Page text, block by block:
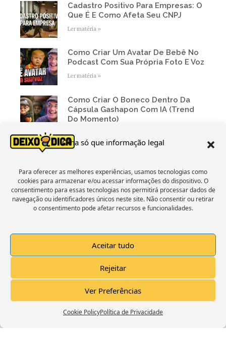
Olha só que informação legal
Para oferecer as melhores experiências, usamos tecnologias como
cookies para armazenar e/ou acessar informações do dispositivo. O
consentimento para essas tecnologias nos permitirá processar dados de
navegação ou identificadores únicos neste site. Não consentir ou retirar
o consentimento pode afetar recursos e funcionalidades.
Aceitar tudo
Rejeitar
Ver Preferências
Cookie PolicyPolítica de Privacidade
Cadastro Positivo Para Empresas: O
Que É E Como Afeta Seu CNPJ
Ler matéria »
Como Criar Um Avatar De Bebê No
Podcast Com Sua Própria Foto E Voz
Ler matéria »
Como Criar O Boneco Dentro Da
Cápsula Gashapon Com IA (Trend
Do Momento)
Ler matéria »
« Voltar 1 2 3 4 5 Próxima »
Estamos No Facebook
Click to accept marketing cookies and
enable this content